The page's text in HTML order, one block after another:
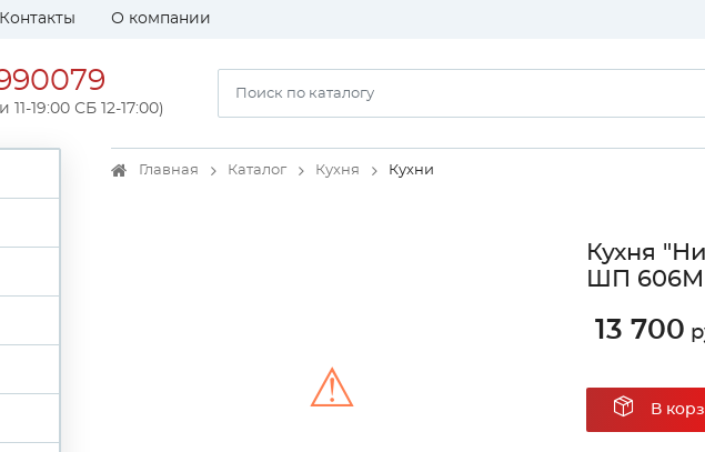
Контакты О компании
19:00 СБ 12-17:00)
Главная Каталог Кухня Кухни
⚠
Кухня
ШП 606М
13 700
В